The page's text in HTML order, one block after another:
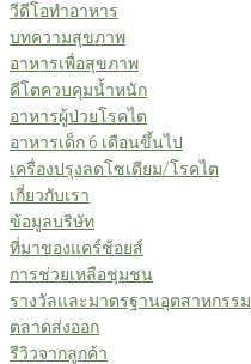
วีดีโอทำอาหาร
บทความสุขภาพ
อาหารเพื่อสุขภาพ
คีโตควบคุมน้ำหนัก
อาหารผู้ป่วยโรคไต
อาหารเด็ก 6 เดือนขึ้นไป
เครื่องปรุงลดโซเดียม/โรคไต
เกี่ยวกับเรา
ข้อมูลบริษัท
ที่มาของแคร์ช้อยส์
การช่วยเหลือชุมชน
รางวัลและมาตรฐานอุตสาหกรรม
ตลาดส่งออก
รีวิวจากลูกค้า